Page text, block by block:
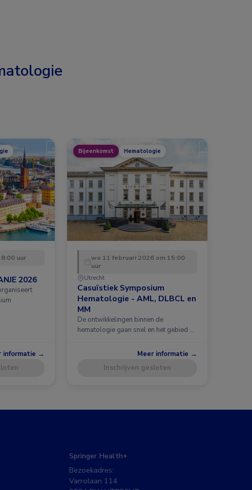
uur
2026
informatie →
Bijeenkomst Hematologie
wo 11 februari 2026 om 15:00
uur
Utrecht
Casuïstiek Symposium
Hematologie - AML, DLBCL en
MM
De ontwikkelingen binnen de
hematologie gaan snel en het gebied …
Meer informatie →
Inschrijven gesloten
Springer Health+
Bezoekadres:
Varrolaan 114